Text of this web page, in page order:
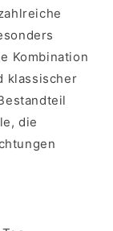
Kombination
klassischer
die